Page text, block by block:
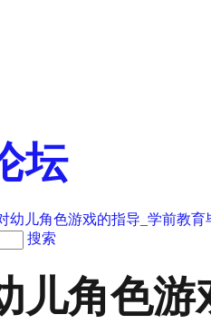
坛
幼儿角色游戏的指导_学前教育
搜索
儿角色